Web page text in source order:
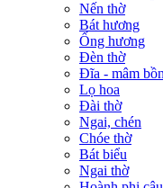
Nến thờ
Bát hương
Ống hương
Đèn thờ
Đĩa - mâm
Lọ hoa
Đài thờ
Ngai, chén
Chóe thờ
Bát biểu
Ngai thờ